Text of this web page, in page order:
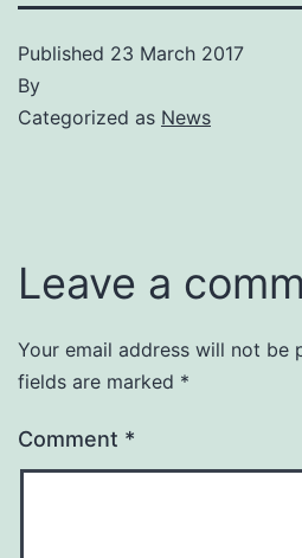
Published 23 March 2017
By
Categorized as News
Leave a
Your email address will not be
fields are marked *
Comment *